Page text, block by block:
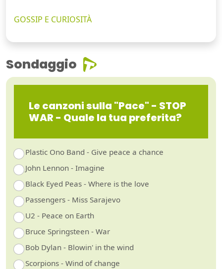
GOSSIP E CURIOSITÀ
Sondaggio
Le canzoni sulla "Pace" - STOP
WAR - Quale la tua preferita?
Plastic Ono Band - Give peace a chance
John Lennon - Imagine
Black Eyed Peas - Where is the love
Passengers - Miss Sarajevo
U2 - Peace on Earth
Bruce Springsteen - War
Bob Dylan - Blowin' in the wind
Scorpions - Wind of change